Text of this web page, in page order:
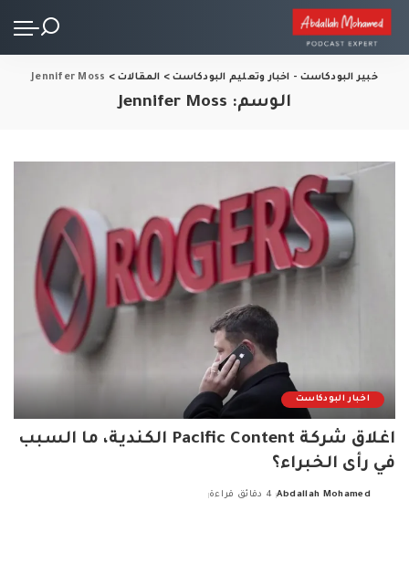
خبير البودكاست - اخبار وتعليم البودكاست> المقالات>
Jennifer Moss
الوسم: Jennifer Moss
اخبار البودكاست
اغلاق شركة Pacific Content الكندية، ما السبب
في رأى الخبراء؟
Abdallah Mohamed 4 دقائق قراءة